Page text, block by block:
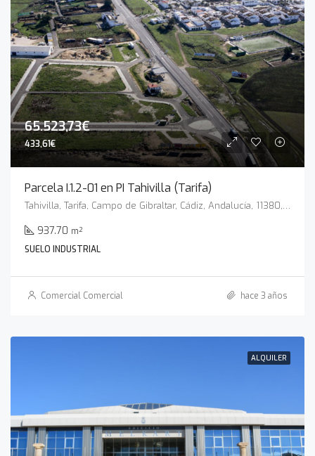
65.523,73€
433,61€
Parcela I.1.2-01 en PI Tahivilla (Tarifa)
Tahivilla, Tarifa, Campo de Gibraltar, Cádiz, Andalucía, 11380, España
937.70 m²
SUELO INDUSTRIAL
Comercial Comercial hace 3 años
ALQUILER